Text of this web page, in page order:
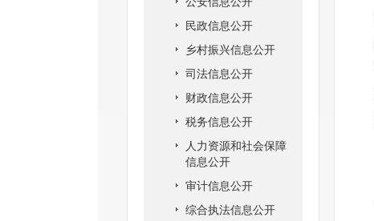
民政信息公开
乡村振兴信息公开
司法信息公开
财政信息公开
税务信息公开
人力资源和社会保障
信息公开
审计信息公开
综合执法信息公开